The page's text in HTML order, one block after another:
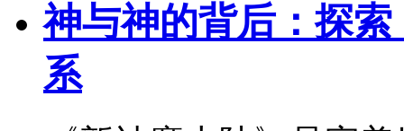
神与神的背后：探
系